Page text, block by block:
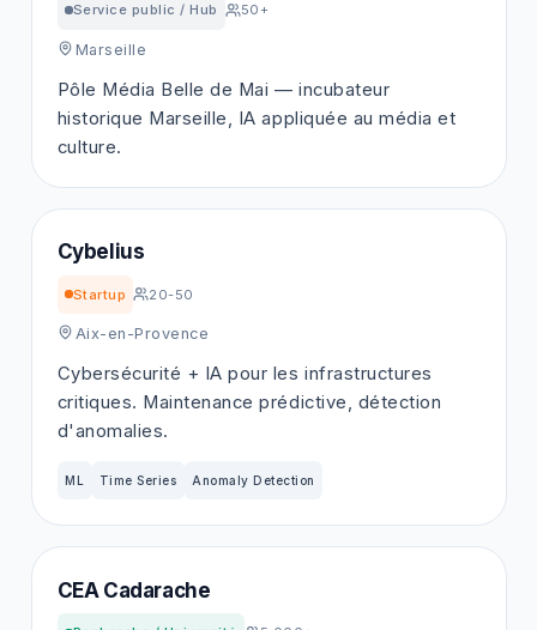
Service public / Hub 50+
Marseille
Pôle Média Belle de Mai — incubateur
historique Marseille, IA appliquée au média et
culture.
Cybelius
Startup 20-50
Aix-en-Provence
Cybersécurité + IA pour les infrastructures
critiques. Maintenance prédictive, détection
d'anomalies.
ML Time Series Anomaly Detection
CEA Cadarache